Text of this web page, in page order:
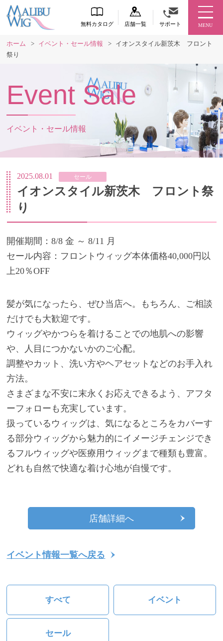
無料カタログ 店舗一覧 サポート MENU
ホーム > イベント・セール情報 > イオンスタイル新茨木 フロント
祭り
Event Sale
イベント・セール情報
2025.08.01 セール
イオンスタイル新茨木 フロント祭
り
開催期間：8/8 金 ～ 8/11 月
セール内容：フロントウィッグ本体価格40,000円以
上20％OFF
髪が気になったら、ぜひ当店へ。もちろん、ご相談
だけでも大歓迎です。
ウィッグやかつらを着けることでの地肌への影響
や、人目につかないかのご心配。
調整やカット、洗い方やヘアセットなどのお手入れ
方法。
さまざまな不安に末永くお応えできるよう、アフタ
ーフォローも充実しています。
扱っているウィッグは、気になるところをカバーす
る部分ウィッグから魅力的にイメージチェンジでき
るフルウィッグや医療用ウィッグまで種類も豊富。
どれも自然で快適な着け心地が自慢です。
店舗詳細へ
イベント情報一覧へ戻る
すべて イベント
セール